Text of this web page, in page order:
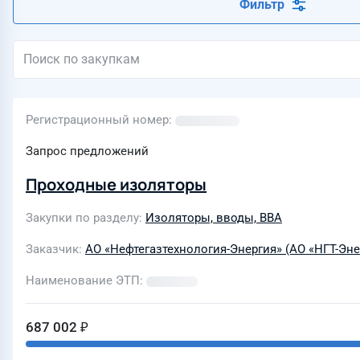
Фильтр
Регистрационный номер
Запрос предложений
Проходные изоляторы
Закупки по разделу Изоляторы, вводы, ВВА
Заказчик АО «Нефтегазтехнология-Энергия» (АО «НГТ-
Наименование ЭТП
687 002 ₽